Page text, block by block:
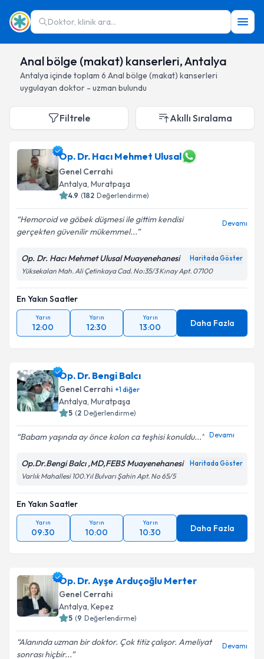
Doktor, klinik ara...
Anal bölge (makat) kanserleri, Antalya
Antalya içinde toplam 6 Anal bölge (makat) kanserleri
uygulayan doktor - uzman bulundu
Filtrele Akıllı Sıralama
Op. Dr. Hacı Mehmet Ulusal
Genel Cerrahi
Antalya, Muratpaşa
4.9 (182 Değerlendirme)
Hemoroid ve göbek düşmesi ile gittim kendisi
gerçekten güvenilir mükemmel...
Devamı
Op. Dr. Hacı Mehmet Ulusal Muayenehanesi Haritada Göster
Yüksekalan Mah. Ali Çetinkaya Cad. No:35/3 Kınay Apt. 07100
En Yakın Saatler
Yarın
12:00
Yarın
12:30
Yarın
13:00 Daha Fazla
Op. Dr. Bengi Balcı
Genel Cerrahi +1diğer
Antalya, Muratpaşa
5 (2 Değerlendirme)
Babam yaşında ay önce kolon ca teşhisi konuldu... Devamı
Op.Dr.Bengi Balcı ,MD,FEBS Muayenehanesi Haritada Göster
Varlık Mahallesi 100.Yıl Bulvarı Şahin Apt. No 65/5
En Yakın Saatler
Yarın
09:30
Yarın
10:00
Yarın
10:30 Daha Fazla
Op. Dr. Ayşe Arduçoğlu Merter
Genel Cerrahi
Antalya, Kepez
5 (9 Değerlendirme)
Alanında uzman bir doktor. Çok titiz çalışor. Ameliyat
sonrası hiçbir...
Devamı